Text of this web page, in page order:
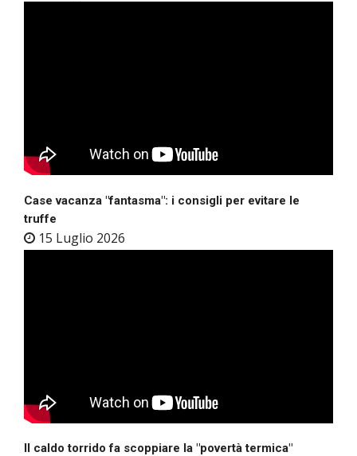
Case vacanza "fantasma": i consigli per evitare le
truffe
15 Luglio 2026
Il caldo torrido fa scoppiare la "povertà termica"